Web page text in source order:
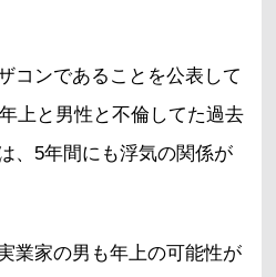
コンであることを公表して
上と男性と不倫してた過去
、5年間にも浮気の関係が
業家の男も年上の可能性が